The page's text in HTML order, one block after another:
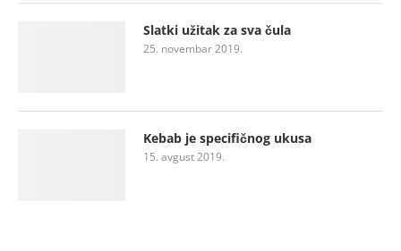
Slatki užitak za sva čula
25. novembar 2019.
Kebab je specifičnog ukusa
15. avgust 2019.